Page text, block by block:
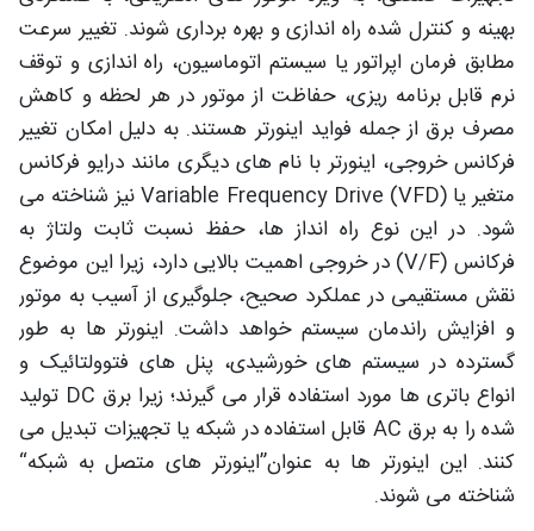
بهینه و کنترل‌ شده راه‌ اندازی و بهره‌ برداری شوند. تغییر سرعت
مطابق فرمان اپراتور یا سیستم اتوماسیون، راه‌ اندازی و توقف
نرم قابل برنامه‌ ریزی، حفاظت از موتور در هر لحظه و کاهش
مصرف برق از جمله فواید اینورتر هستند. به دلیل امکان تغییر
فرکانس خروجی، اینورتر با نام‌ های دیگری مانند درایو فرکانس
متغیر یا Variable Frequency Drive (VFD) نیز شناخته می‌
شود. در این نوع راه‌ انداز ها، حفظ نسبت ثابت ولتاژ به
فرکانس (V/F) در خروجی اهمیت بالایی دارد، زیرا این موضوع
نقش مستقیمی در عملکرد صحیح، جلوگیری از آسیب به موتور
و افزایش راندمان سیستم خواهد داشت. اینورتر ها به‌ طور
گسترده در سیستم‌ های خورشیدی، پنل‌ های فتوولتائیک و
انواع باتری‌ ها مورد استفاده قرار می‌ گیرند؛ زیرا برق DC تولید
شده را به برق AC قابل استفاده در شبکه یا تجهیزات تبدیل می‌
کنند. این اینورتر ها به عنوان”اینورتر های متصل به شبکه“
شناخته می شوند.